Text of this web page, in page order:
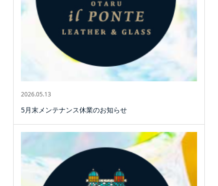
2026.05.13
5月末メンテナンス休業のお知らせ